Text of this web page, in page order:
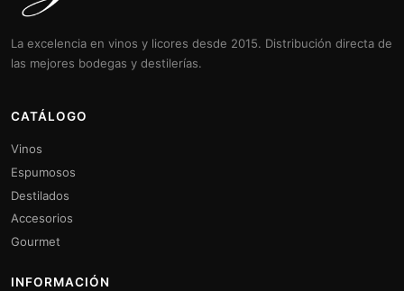
La excelencia en vinos y licores desde 2015. Distribución directa de
las mejores bodegas y destilerías.
CATÁLOGO
Vinos
Espumosos
Destilados
Accesorios
Gourmet
INFORMACIÓN